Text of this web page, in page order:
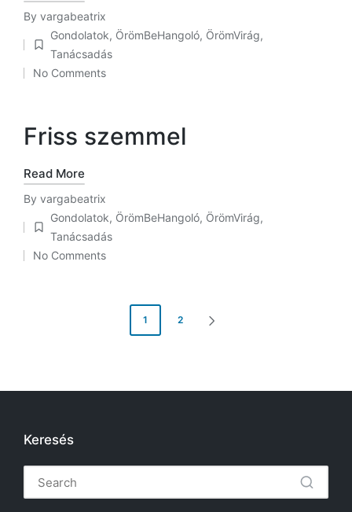
Posted
by
By vargabeatrix
Posted
in
Gondolatok, ÖrömBeHangoló, ÖrömVirág,
Tanácsadás
No Comments
Friss szemmel
Read More
Posted
by
By vargabeatrix
Posted
in
Gondolatok, ÖrömBeHangoló, ÖrömVirág,
Tanácsadás
No Comments
1 2
Keresés